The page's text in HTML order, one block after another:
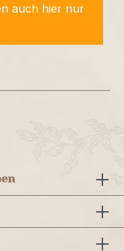
auch hier nur